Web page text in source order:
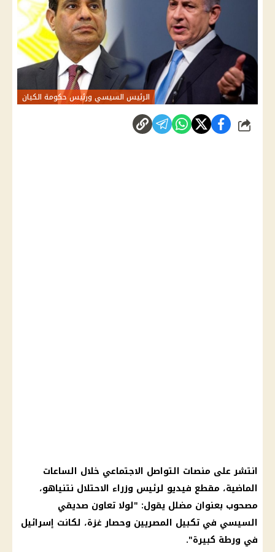
الرئيس السيسي ورئيس حكومة الكيان
شارك
انتشر على منصات التواصل الاجتماعي خلال الساعات
الماضية، مقطع فيديو لرئيس وزراء الاحتلال نتنياهو،
مصحوب بعنوان مضلل يقول: "لولا تعاون صديقي
السيسي في تكبيل المصريين وحصار غزة، لكانت إسرائيل
في ورطة كبيرة".